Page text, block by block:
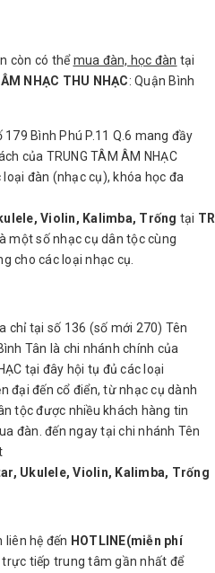
còn có thểmua đàn, học đàn tại
NHẠC THU NHẠC: Quận Bình
179 Bình Phú P.11 Q.6 mang đầy
của TRUNG TÂM ÂM NHẠC
đàn (nhạc cụ), khóa học đa
, Violin, Kalimba, Trống tại
một sốnhạc cụ dân tộccùng
cho các loại nhạc cụ.
chỉ tại số 136 (số mới 270) Tên
Tân là chi nhánh chính của
tại đây hội tụ đủ các loại
đại đến cổ điển, từ nhạc cụ dành
tộc được nhiều khách hàng tin
đàn. đến ngay tại chi nhánh Tên
, Ukulele,Violin, Kalimba, Trống
liên hệ đến HOTLINE(miễn phí
tiếp trung tâm gần nhất để